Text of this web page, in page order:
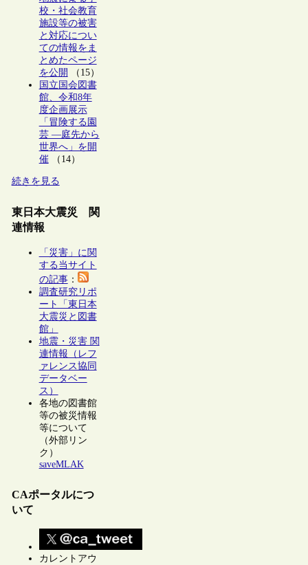
校・社会教育
施設等の被害
と対応につい
ての情報をま
とめたページ
を公開
（15）
国立国会図書
館、令和8年
度企画展示
「冒険する園
芸 ―庭先から
世界へ」を開
催（14）
続きを見る
東日本大震災 関
連情報
「災害」に関
する当サイト
の記事：
調査研究リポ
ート「東日本
大震災と図書
館」
地震・災害 関
連情報（レフ
ァレンス協同
データベー
ス）
各地の図書館
等の被災情報
等について
（外部リン
ク）
saveMLAK
CAポータルにつ
いて
カレントアウ